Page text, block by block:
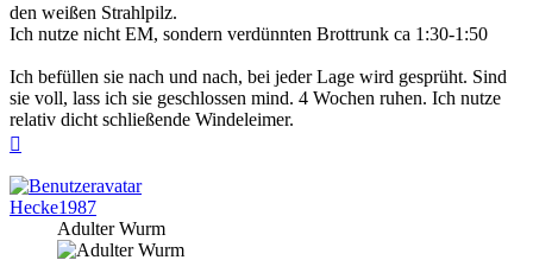
den weißen Strahlpilz.
Ich nutze nicht EM, sondern verdünnten Brottrunk ca 1:30-1:50
Ich befüllen sie nach und nach, bei jeder Lage wird gesprüht. Sind
sie voll, lass ich sie geschlossen mind. 4 Wochen ruhen. Ich nutze
relativ dicht schließende Windeleimer.
Hecke1987
Adulter Wurm